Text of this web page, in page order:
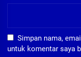
Simpan nama,
untuk komentar saya